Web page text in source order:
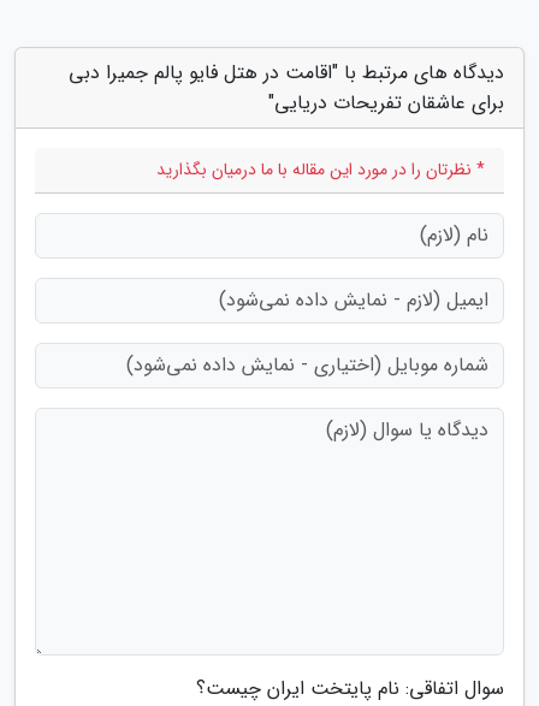
دیدگاه های مرتبط با "اقامت در هتل فایو پالم جمیرا دبی
برای عاشقان تفریحات دریایی"
* نظرتان را در مورد این مقاله با ما درمیان بگذارید
سوال اتفاقی: نام پایتخت ایران چیست؟